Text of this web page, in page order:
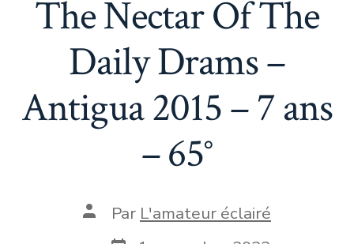
The Nectar Of The
Daily Drams –
Antigua 2015 – 7 ans
– 65°
Auteur
Par L'amateur éclairé